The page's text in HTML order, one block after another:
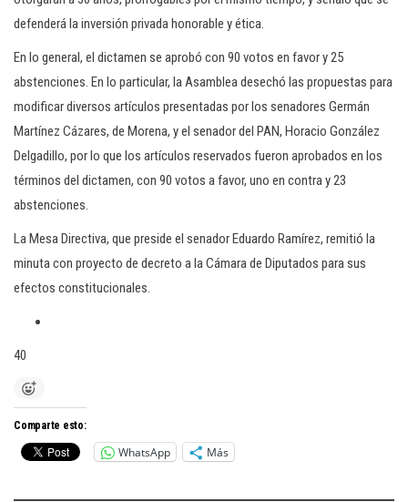
defenderá la inversión privada honorable y ética.
En lo general, el dictamen se aprobó con 90 votos en favor y 25
abstenciones. En lo particular, la Asamblea desechó las propuestas para
modificar diversos artículos presentadas por los senadores Germán
Martínez Cázares, de Morena, y el senador del PAN, Horacio González
Delgadillo, por lo que los artículos reservados fueron aprobados en los
términos del dictamen, con 90 votos a favor, uno en contra y 23
abstenciones.
La Mesa Directiva, que preside el senador Eduardo Ramírez, remitió la
minuta con proyecto de decreto a la Cámara de Diputados para sus
efectos constitucionales.
40
Comparte esto:
WhatsApp Más